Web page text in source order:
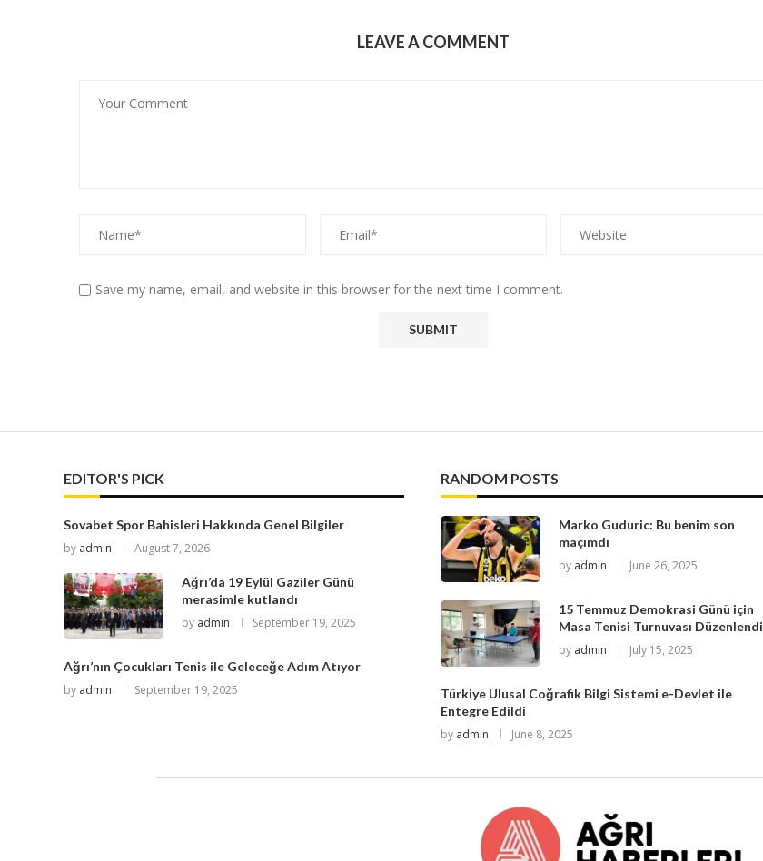
LEAVE A COMMENT
Save my name, email, and website in this browser for the next time I comment.
EDITOR'S PICK
Sovabet Spor Bahisleri Hakkında Genel Bilgiler
by admin August 7, 2026
Ağrı’da 19 Eylül Gaziler Günü
merasimle kutlandı
by admin September 19, 2025
Ağrı’nın Çocukları Tenis ile Geleceğe Adım Atıyor
by admin September 19, 2025
RANDOM POSTS
Marko Guduric: Bu benim son
maçımdı
by admin June 26, 2025
15 Temmuz Demokrasi Günü için
Masa Tenisi Turnuvası Düzenlendi
by admin July 15, 2025
Türkiye Ulusal Coğrafik Bilgi Sistemi e-Devlet ile
Entegre Edildi
by admin June 8, 2025